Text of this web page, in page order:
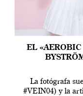
EL
La fotógrafa
#VEIN04) y la